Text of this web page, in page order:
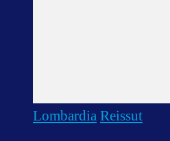
Lombardia Reissut